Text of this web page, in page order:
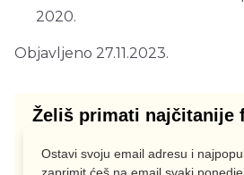
2020.
Objavljeno 27.11.2023.